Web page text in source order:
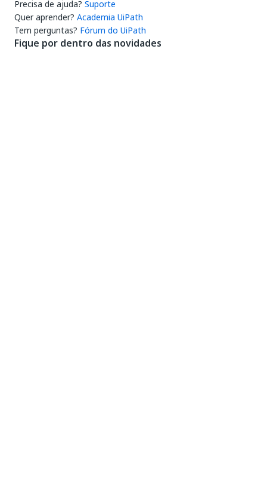
Precisa de ajuda? Suporte
Quer aprender? Academia UiPath
Tem perguntas? Fórum do UiPath
Fique por dentro das novidades